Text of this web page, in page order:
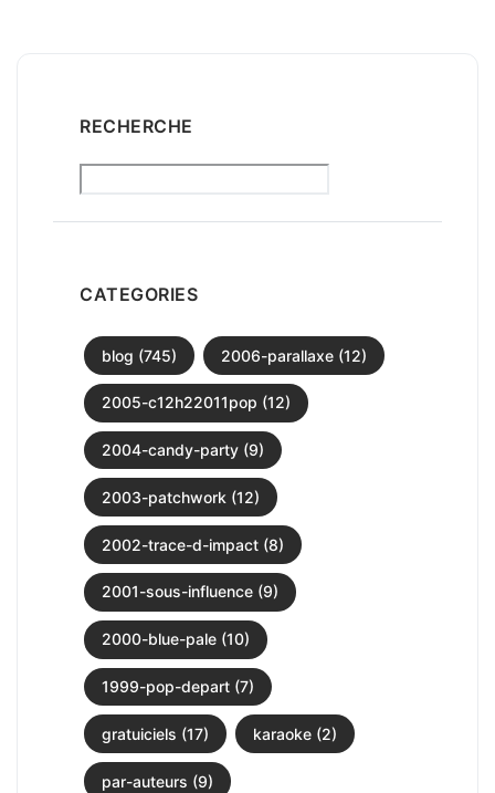
RECHERCHE
CATEGORIES
blog (745) 2006-parallaxe (12)
2005-c12h22011pop (12)
2004-candy-party (9)
2003-patchwork (12)
2002-trace-d-impact (8)
2001-sous-influence (9)
2000-blue-pale (10)
1999-pop-depart (7)
gratuiciels (17) karaoke (2)
par-auteurs (9)